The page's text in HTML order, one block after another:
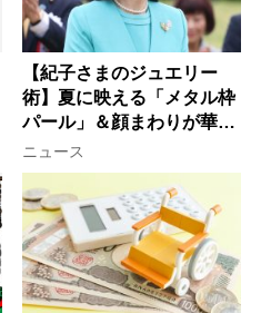
【紀子さまのジュエリー
術】夏に映える「メタル枠
パール」＆顔まわりが華や
ぐ「揺れる一粒」の使い分
け方
ニュース